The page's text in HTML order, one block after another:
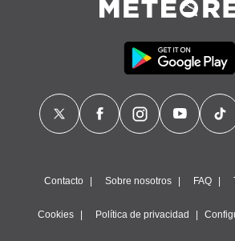
Contacto Sobre nosotros FAQ
Cookies Política de privacidad